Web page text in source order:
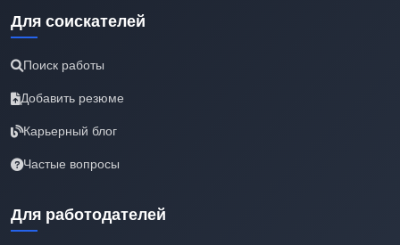
Для соискателей
Поиск работы
Добавить резюме
Карьерный блог
Частые вопросы
Для работодателей